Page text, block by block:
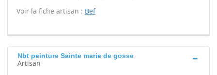
Voir la fiche artisan : Bef
Nbt peinture Sainte marie de gosse
Artisan